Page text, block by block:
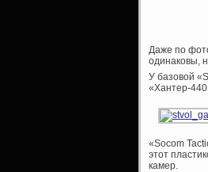
Даже по
одинаковы,
У базовой
«Хантер-
«Socom
этот
камер.